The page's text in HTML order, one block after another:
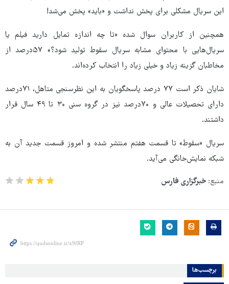
این سریال مشکلی برای پخش نداشت و «باید» پخش می‌شد!
همچنین از کاربران سوال شده «تا چه اندازه تمایل دارید فیلم یا
سریال‌هایی با محتوای مشابه سریال سقوط تولید شود؟» ۵۷درصد از
مخاطبان گزینه زیاد و خیلی زیاد را انتخاب کرده‌اند.
شایان ذکر است ۷۷ درصد پاسخگویان به این نظرسنجی متاهل، ۷۱درصد
دارای تحصیلات عالی و ۷۰درصد نیز در گروه سنی ۳۰ تا ۴۹ سال قرار
داشتند.
سریال «سقوط» تا قسمت هفتم منتشر شده و امروز قسمت جدید آن به
شبکه نمایش‌خانگی می‌آید.
منبع: خبرگزاری فارس
برچسب‌ها